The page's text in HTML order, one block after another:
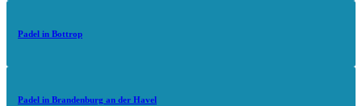
Padel in Bottrop
Padel in Brandenburg an der Havel